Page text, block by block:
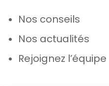
Nos conseils
Nos actualités
Rejoignez l’équipe